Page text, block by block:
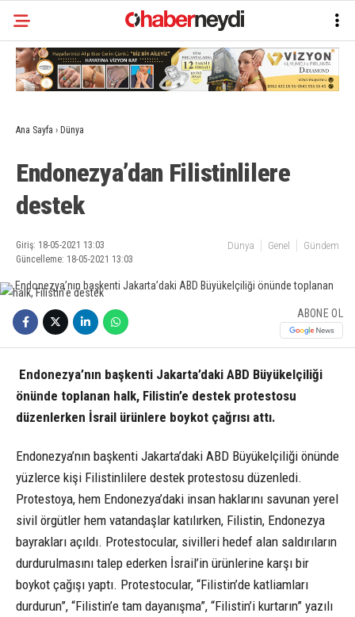
Ana Sayfa › Dünya
Endonezya’dan Filistinlilere
destek
Giriş: 18-05-2021 13:03
Güncelleme: 18-05-2021 13:03
Dünya Genel Gündem
ABONE OL
Endonezya’nın başkenti Jakarta’daki ABD Büyükelçiliği
önünde toplanan halk, Filistin’e destek protestosu
düzenlerken İsrail ürünlere boykot çağrısı attı.
Endonezya’nın başkenti Jakarta’daki ABD Büyükelçiliği önünde
yüzlerce kişi Filistinlilere destek protestosu düzenledi.
Protestoya, hem Endonezya’daki insan haklarını savunan yerel
sivil örgütler hem vatandaşlar katılırken, Filistin, Endonezya
bayrakları açıldı. Protestocular, sivilleri hedef alan saldırıların
durdurulmasını talep ederken İsrail’in ürünlerine karşı bir
boykot çağışı yaptı. Protestocular, “Filistin’de katliamları
durdurun”, “Filistin’e tam dayanışma”, “Filistin’i kurtarın” yazılı